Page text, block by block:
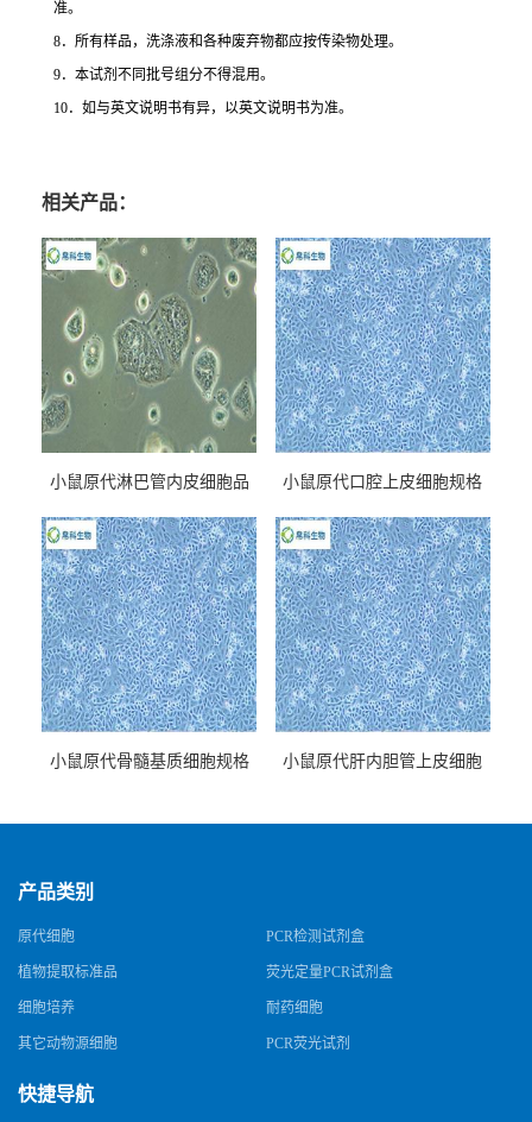
准。
8．所有样品，洗涤液和各种废弃物都应按传染物处理。
9．本试剂不同批号组分不得混用。
10．如与英文说明书有异，以英文说明书为准。
相关产品：
小鼠原代淋巴管内皮细胞品
小鼠原代口腔上皮细胞规格
小鼠原代骨髓基质细胞规格
小鼠原代肝内胆管上皮细胞
产品类别
原代细胞 PCR检测试剂盒
植物提取标准品 荧光定量PCR试剂盒
细胞培养 耐药细胞
其它动物源细胞 PCR荧光试剂
快捷导航